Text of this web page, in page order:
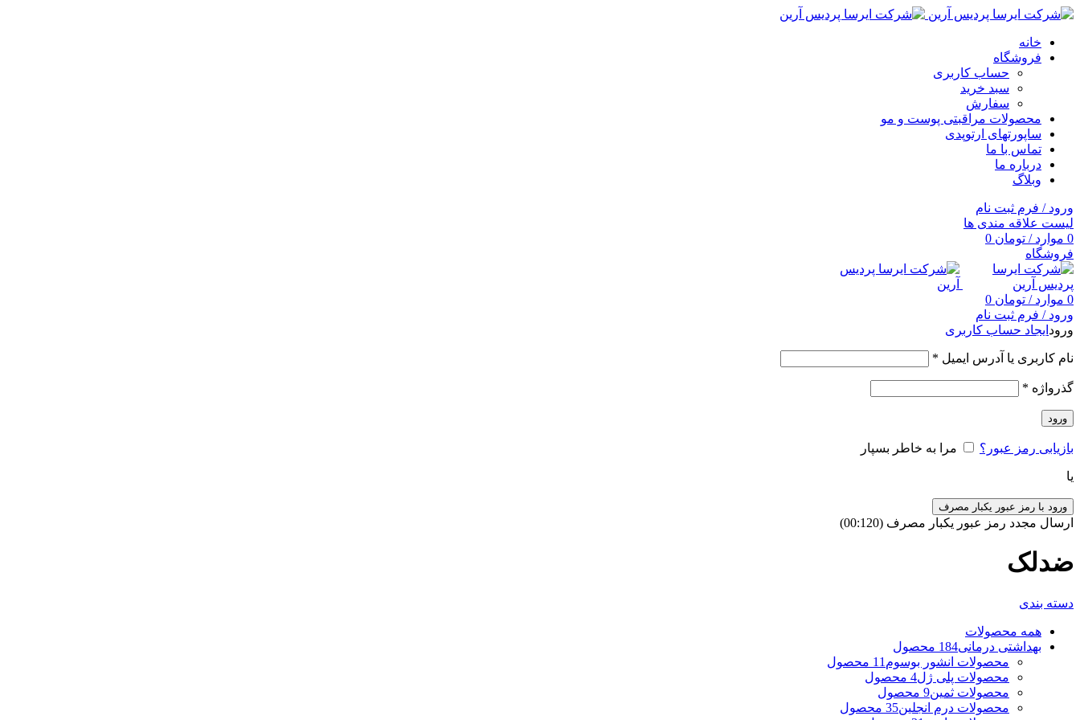
خانه
فروشگاه
حساب کاربری
سبد خرید
سفارش
محصولات مراقبتی پوست و مو
ساپورتهای ارتوپدی
تماس با ما
درباره ما
وبلاگ
ورود / فرم ثبت نام
لیست علاقه مندی ها
0 موارد / تومان
فروشگاه
0 موارد / تومان
ورود / فرم ثبت نام
ورود ایجاد حساب کاربری
نام کاربری یا آدرس ایمیل *
گذرواژه *
ورود
بازیابی رمز عبور؟ مرا به خاطر بسپار
یا
ورود با رمز عبور یکبار مصرف
ارسال مجدد رمز عبور یکبار مصرف (00:
120
)
ضدلک
دسته بندی
همه محصولات
بهداشتی درمانی184 محصول
محصولات انشور بوسوم 11 محصول
محصولات پلی ژل4 محصول
محصولات ثمین9 محصول
محصولات درم انجلین35 محصول